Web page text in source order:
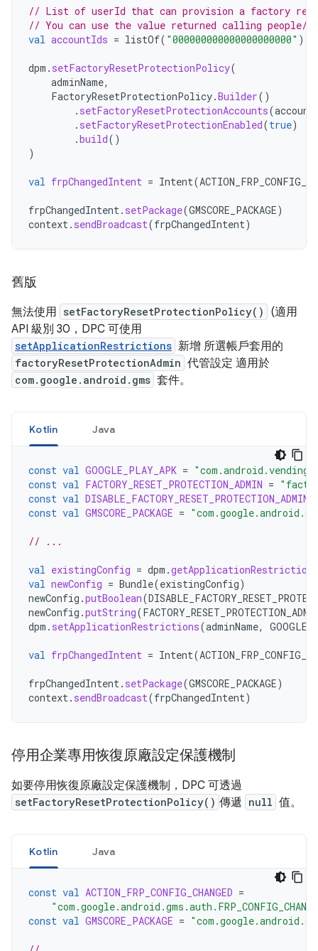
// List of userId that can provision a factory
// You can use the value returned calling people/
val accountIds = listOf( "000000000000000000000" )
dpm . setFactoryResetProtectionPolicy(
adminName,
FactoryResetProtectionPolicy.Builder()
. setFactoryResetProtectionAccounts(
. setFactoryResetProtectionEnabled(true)
.build()
)
val frpChangedIntent = Intent(
frpChangedIntent. setPackage(GMSCORE_PACKAGE)
context. sendBroadcast(frpChangedIntent)
舊版
無法使用 setFactoryResetProtectionPolicy()
(適用
API 級別 30，DPC 可使用
setApplicationRestrictions 新增 所選帳戶套用的
factoryResetProtectionAdmin 代管設定 適用於
com.google.android.gms 套件。
Kotlin Java
const val GOOGLE_PLAY_APK = "com.android.vending"
const val FACTORY_RESET_PROTECTION_ADMIN =
const val DISABLE_FACTORY_RESET_PROTECTION_ADMIN
const val GMSCORE_PACKAGE =
// ...
val existingConfig = dpm .getApplicationRestrictions
val newConfig = Bundle(existingConfig)
newConfig .putBoolean(
newConfig .putString(
dpm . setApplicationRestrictions(adminName,
val frpChangedIntent = Intent(
frpChangedIntent. setPackage(GMSCORE_PACKAGE)
context. sendBroadcast(frpChangedIntent)
停用企業專用恢復原廠設定保護機制
如要停用恢復原廠設定保護機制，DPC 可透過
setFactoryResetProtectionPolicy() 傳遞 null 值。
Kotlin Java
const val ACTION_FRP_CONFIG_CHANGED =
const val GMSCORE_PACKAGE =